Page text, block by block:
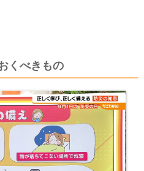
くべきもの